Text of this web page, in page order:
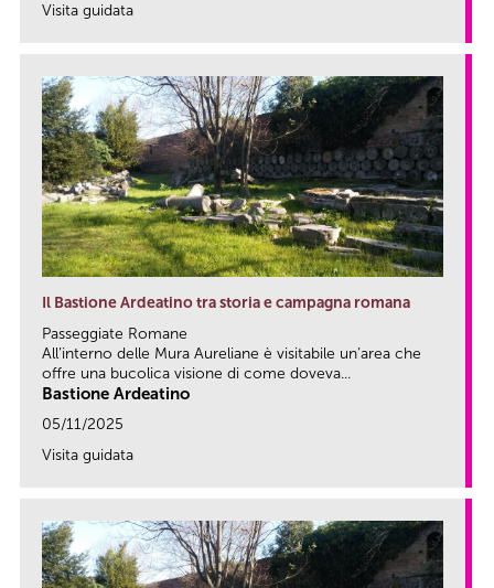
Visita guidata
Il Bastione Ardeatino tra storia e campagna romana
Passeggiate Romane
All’interno delle Mura Aureliane è visitabile un’area che
offre una bucolica visione di come doveva...
Bastione Ardeatino
05/11/2025
Visita guidata